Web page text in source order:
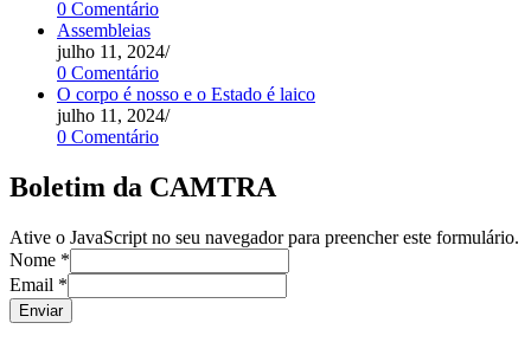
0 Comentário
Assembleias
julho 11, 2024/
0 Comentário
O corpo é nosso e o Estado é laico
julho 11, 2024/
0 Comentário
Boletim da CAMTRA
Ative o JavaScript no seu navegador para preencher este formulário.
Nome *
Email *
Enviar